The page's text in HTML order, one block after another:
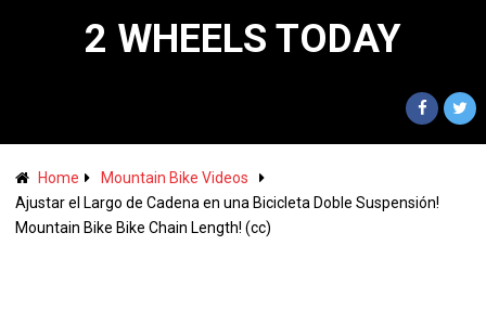
2 WHEELS TODAY
Home
Mountain Bike Videos
Ajustar el Largo de Cadena en una Bicicleta Doble Suspensión!
Mountain Bike Bike Chain Length! (cc)